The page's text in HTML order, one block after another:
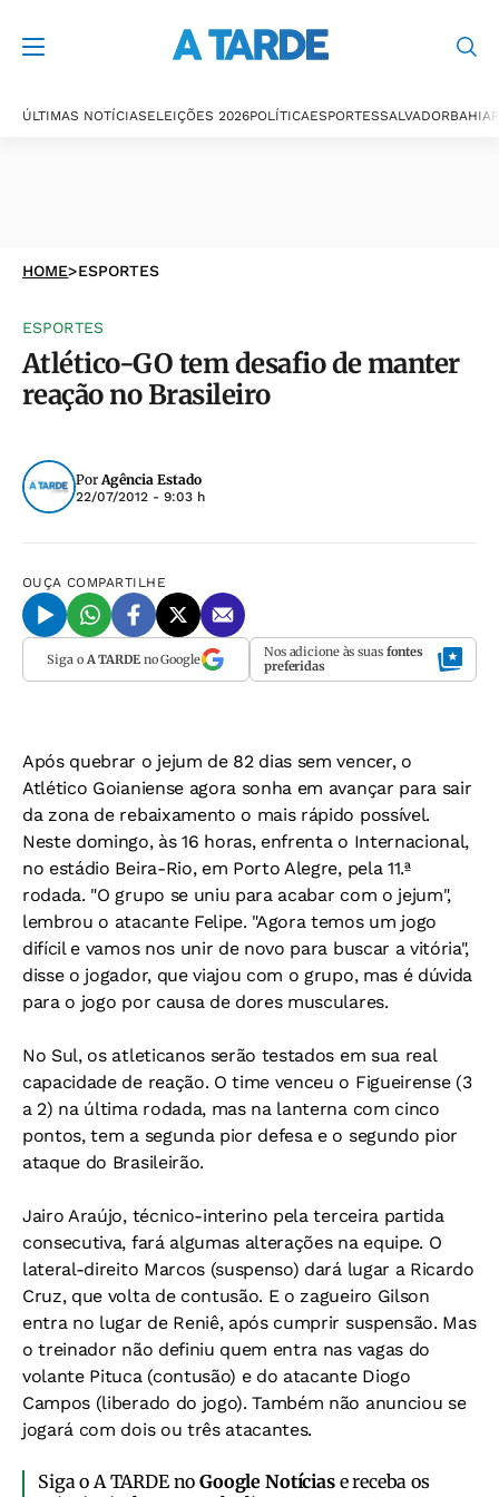
ÚLTIMAS NOTÍCIASELEIÇÕES 2026POLÍTICAESPORTESSALVADORBAHIA
HOME>ESPORTES
ESPORTES
Atlético-GO tem desafio de manter
reação no Brasileiro
PorAgência Estado
22/07/2012 - 9:03 h
OUÇA COMPARTILHE
Siga o A TARDEno Google Nos adicione às suas fontes
preferidas
Após quebrar o jejum de 82 dias sem vencer, o
Atlético Goianiense agora sonha em avançar para sair
da zona de rebaixamento o mais rápido possível.
Neste domingo, às 16 horas, enfrenta o Internacional,
no estádio Beira-Rio, em Porto Alegre, pela 11.ª
rodada. "O grupo se uniu para acabar com o jejum",
lembrou o atacante Felipe. "Agora temos um jogo
difícil e vamos nos unir de novo para buscar a vitória",
disse o jogador, que viajou com o grupo, mas é dúvida
para o jogo por causa de dores musculares.
No Sul, os atleticanos serão testados em sua real
capacidade de reação. O time venceu o Figueirense (3
a 2) na última rodada, mas na lanterna com cinco
pontos, tem a segunda pior defesa e o segundo pior
ataque do Brasileirão.
Jairo Araújo, técnico-interino pela terceira partida
consecutiva, fará algumas alterações na equipe. O
lateral-direito Marcos (suspenso) dará lugar a Ricardo
Cruz, que volta de contusão. E o zagueiro Gilson
entra no lugar de Reniê, após cumprir suspensão. Mas
o treinador não definiu quem entra nas vagas do
volante Pituca (contusão) e do atacante Diogo
Campos (liberado do jogo). Também não anunciou se
jogará com dois ou três atacantes.
Siga o A TARDE noGoogle Notíciase receba os